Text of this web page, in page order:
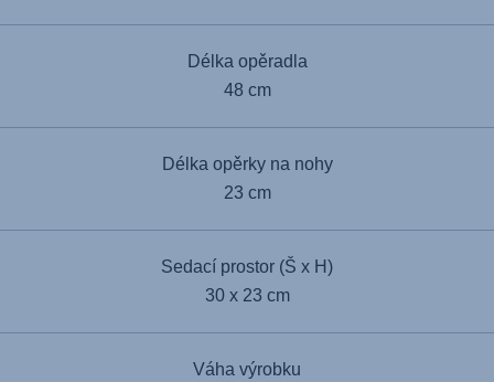
Délka opěradla
48 cm
Délka opěrky na nohy
23 cm
Sedací prostor (Š x H)
30 x 23 cm
Váha výrobku